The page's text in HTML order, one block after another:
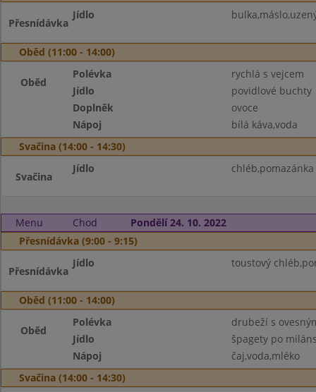
Přesnídávka
Jídlo
Oběd (11:00 - 14:00)
Oběd
Polévka
rychlá s vejcem
Jídlo
povidlové buchty
Doplněk
ovoce
Nápoj
bílá káva,voda
Svačina (14:00 - 14:30)
Svačina
Jídlo
Menu Chod
Pondělí 24. 10. 2022
Přesnídávka (9:00 - 9:15)
Přesnídávka
Jídlo toustový
Oběd (11:00 - 14:00)
Oběd
Polévka
drubeží s
Jídlo
špagety po
Nápoj
čaj,voda,mléko
Svačina (14:00 - 14:30)